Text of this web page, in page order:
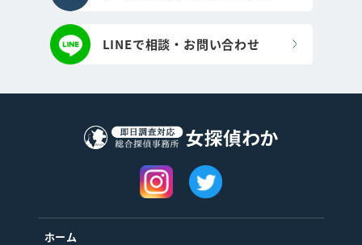
LINEで相談・お問い合わせ
ホーム